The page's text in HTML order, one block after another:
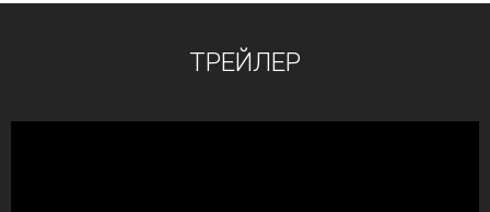
ТРЕЙЛЕР